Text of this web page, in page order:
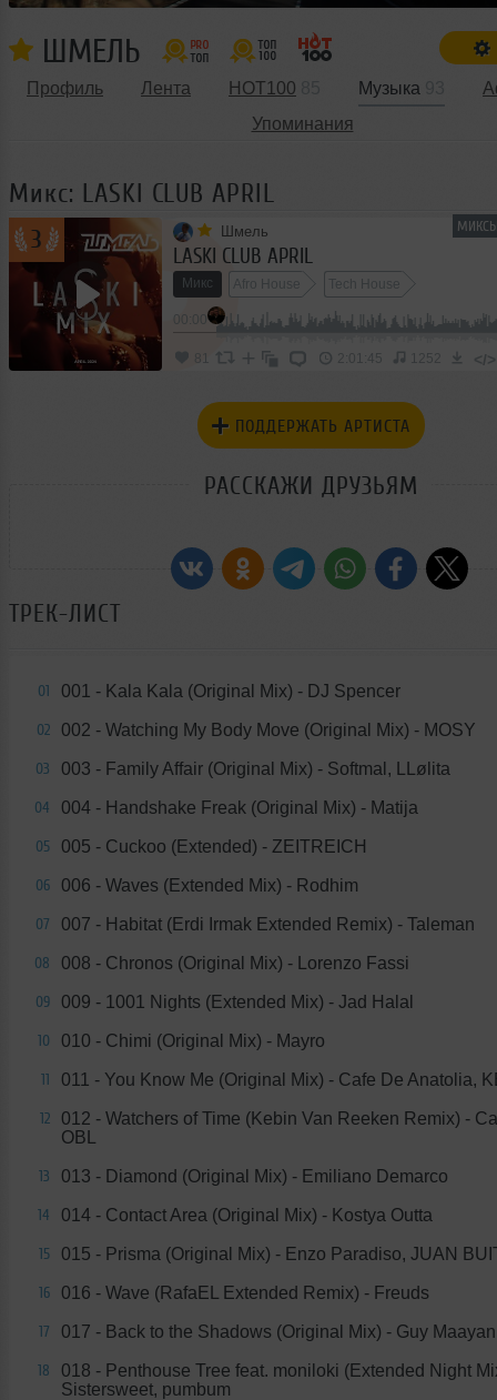
ШМЕЛЬ
Профиль Лента HOT100 Музыка
Упоминания
Микс: LASKI CLUB APRIL
3 Шмель
LASKI CLUB APRIL
Микс Afro House Tech House
Progressive House
2:01:45 1252 </>
ПОДДЕРЖАТЬ АРТИСТА
РАССКАЖИ ДРУЗЬЯМ
ТРЕК-ЛИСТ
01 001 - Kala Kala (Original Mix) - DJ Spencer
02 002 - Watching My Body Move (Original Mix) - MOSY
03 003 - Family Affair (Original Mix) - Softmal, LLølita
04 004 - Handshake Freak (Original Mix) - Matija
05 005 - Cuckoo (Extended) - ZEITREICH
06 006 - Waves (Extended Mix) - Rodhim
07 007 - Habitat (Erdi Irmak Extended Remix) - Taleman
08 008 - Chronos (Original Mix) - Lorenzo Fassi
09 009 - 1001 Nights (Extended Mix) - Jad Halal
10 010 - Chimi (Original Mix) - Mayro
11 011 - You Know Me (Original Mix) - Cafe De Anatolia,
12
012 - Watchers of Time (Kebin Van Reeken Remix) -
OBL
13 013 - Diamond (Original Mix) - Emiliano Demarco
14 014 - Сontact Area (Original Mix) - Kostya Outta
15 015 - Prisma (Original Mix) - Enzo Paradiso, JUAN
16 016 - Wave (RafaEL Extended Remix) - Freuds
17 017 - Back to the Shadows (Original Mix) - Guy Maayan
18
018 - Penthouse Tree feat. moniloki (Extended Night
Sistersweet, pumbum